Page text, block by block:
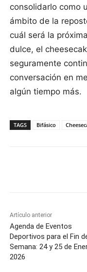
consolidarlo como
ámbito de la
cuál será la
dulce, el
seguramente
conversación en
algún tiempo más.
TAGS Bifásico
Artículo anterior
Agenda de Eventos
Deportivos para el Fin
Semana: 24 y 25 de
2026